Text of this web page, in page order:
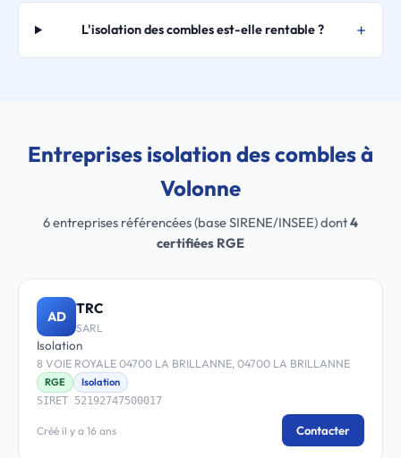
L'isolation des combles est-elle rentable ?
Entreprises isolation des combles à
Volonne
6 entreprises référencées (base SIRENE/INSEE) dont4
certifiées RGE
AD TRC
SARL
Isolation
8 VOIE ROYALE 04700 LA BRILLANNE, 04700 LA BRILLANNE
RGE
Isolation
SIRET 52192747500017
Créé il y a 16 ans Contacter